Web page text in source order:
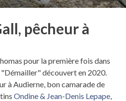
pêcheur à
pour la première fois dans
découvert en 2020.
à Audierne, bon camarade de
Ondine & Jean-Denis Lepape,